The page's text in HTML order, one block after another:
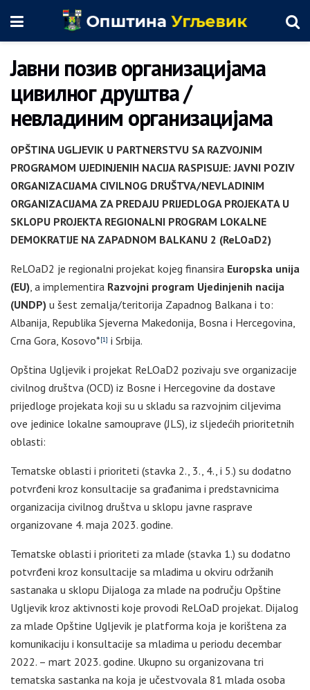
Јавни позив организацијама
цивилног друштва /
невладиним организацијама
OPŠTINA UGLJEVIK U PARTNERSTVU SA RAZVOJNIM
PROGRAMOM UJEDINJENIH NACIJA RASPISUJE:JAVNI POZIV
ORGANIZACIJAMA CIVILNOG DRUŠTVA/NEVLADINIM
ORGANIZACIJAMA ZA PREDAJU PRIJEDLOGA PROJEKATA U
SKLOPU PROJEKTA REGIONALNI PROGRAM LOKALNE
DEMOKRATIJE NA ZAPADNOM BALKANU 2 (ReLOaD2)
ReLOaD2 je regionalni projekat kojeg finansira Europska unija
(EU), a implementira Razvojni program Ujedinjenih nacija
(UNDP) u šest zemalja/teritorija Zapadnog Balkana i to:
Albanija, Republika Sjeverna Makedonija, Bosna i Hercegovina,
Crna Gora, Kosovo*[1] i Srbija.
Opština Ugljevik i projekat ReLOaD2 pozivaju sve organizacije
civilnog društva (OCD) iz Bosne i Hercegovine da dostave
prijedloge projekata koji su u skladu sa razvojnim ciljevima
ove jedinice lokalne samouprave (JLS), iz sljedećih prioritetnih
oblasti:
Tematske oblasti i prioriteti (stavka 2., 3., 4., i 5.) su dodatno
potvrđeni kroz konsultacije sa građanima i predstavnicima
organizacija civilnog društva u sklopu javne rasprave
organizovane 4. maja 2023. godine.
Tematske oblasti i prioriteti za mlade (stavka 1.) su dodatno
potvrđeni kroz konsultacije sa mladima u okviru održanih
sastanaka u sklopu Dijaloga za mlade na području Opštine
Ugljevik kroz aktivnosti koje provodi ReLOaD projekat. Dijalog
za mlade Opštine Ugljevik je platforma koja je korištena za
komunikaciju i konsultacije sa mladima u periodu decembar
2022. – mart 2023. godine. Ukupno su organizovana tri
tematska sastanka na koja je učestvovala 81 mlada osoba